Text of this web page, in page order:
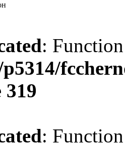
:
319
: